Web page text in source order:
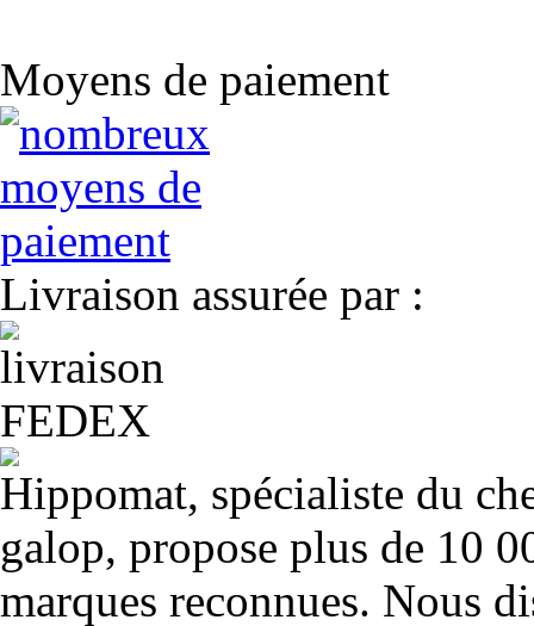
Moyens de paiement
Livraison assurée par :
Hippomat, spécialiste du
galop, propose plus de 10
marques reconnues. Nous